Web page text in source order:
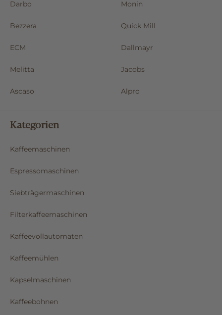
Darbo Monin
Bezzera Quick Mill
ECM Dallmayr
Melitta Jacobs
Ascaso Alpro
Kategorien
Kaffeemaschinen
Espressomaschinen
Siebträgermaschinen
Filterkaffeemaschinen
Kaffeevollautomaten
Kaffeemühlen
Kapselmaschinen
Kaffeebohnen